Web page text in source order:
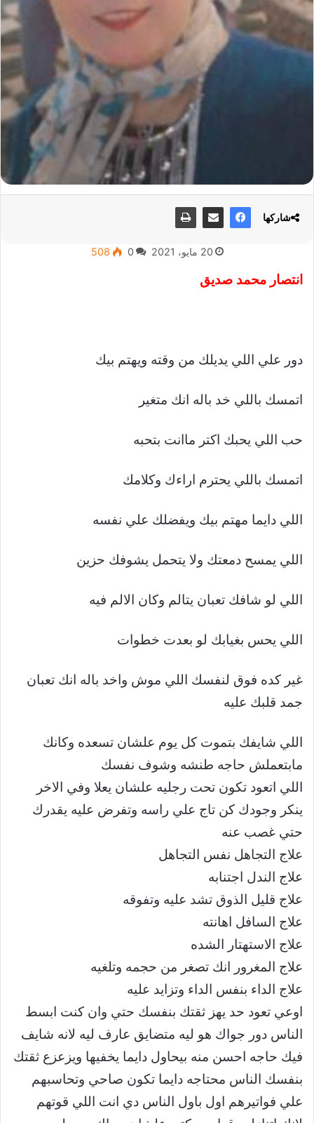
20 مايو، 2021 0
508
انتصار محمد صديق
دور علي اللي يديلك من وقته ويهتم بيك
اتمسك باللي خد باله انك متغير
حب اللي يحبك اكتر ماانت بتحبه
اتمسك باللي يحترم اراءك وكلامك
اللي دايما مهتم بيك ويفضلك علي نفسه
اللي يمسح دمعتك ولا يتحمل يشوفك حزين
اللي لو شافك تعبان يتالم وكان الالم فيه
اللي يحس بغيابك لو بعدت خطوات
غير كده فوق لنفسك اللي موش واخد باله انك تعبان
جمد قلبك عليه
اللي شايفك بتموت كل يوم علشان تسعده وكانك
مابتعملش حاجه طنشه وشوف نفسك
اللي اتعود تكون تحت رجليه علشان يعلا وفي الاخر
ينكر وجودك كن تاج علي راسه وتفرض عليه يقدرك
حتي غصب عنه
علاج التجاهل نفس التجاهل
علاج الندل اجتنابه
علاج قليل الذوق تشد عليه وتفوقه
علاج السافل اهانته
علاج الاستهتار الشده
علاج المغرور انك تصغر من حجمه وتلغيه
علاج الداء بنفس الداء وتزايد عليه
اوعي تعود حد يهز ثقتك بنفسك حتي وان كنت ابسط
الناس دور جواك هو ليه متضايق عارف ليه لانه شايف
فيك حاجه احسن منه بيحاول دايما يخفيها ويزعزع ثقتك
بنفسك الناس محتاجه دايما تكون صاحي وتحاسبهم
علي فواتيرهم اول باول الناس دي انت اللي قوتهم
شاركها